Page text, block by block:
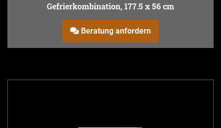
Gefrierkombination, 177.5 x 56 cm
Beratung anfordern